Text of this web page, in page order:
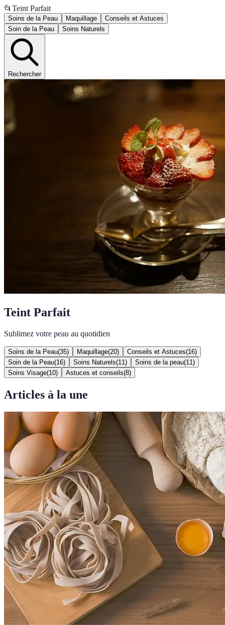
📂 Teint Parfait
Soins de la Peau Maquillage
Conseils et Astuces
Soin de la Peau
Soins Naturels
Rechercher
Teint Parfait
Sublimez votre peau au quotidien
Soins de la Peau(35) Maquillage(20) Conseils et Astuces(16)
Soin de la Peau(16) Soins Naturels(11 ) Soins de la peau(11 )
Soins Visage(10) Astuces et conseils(8)
Articles à la une